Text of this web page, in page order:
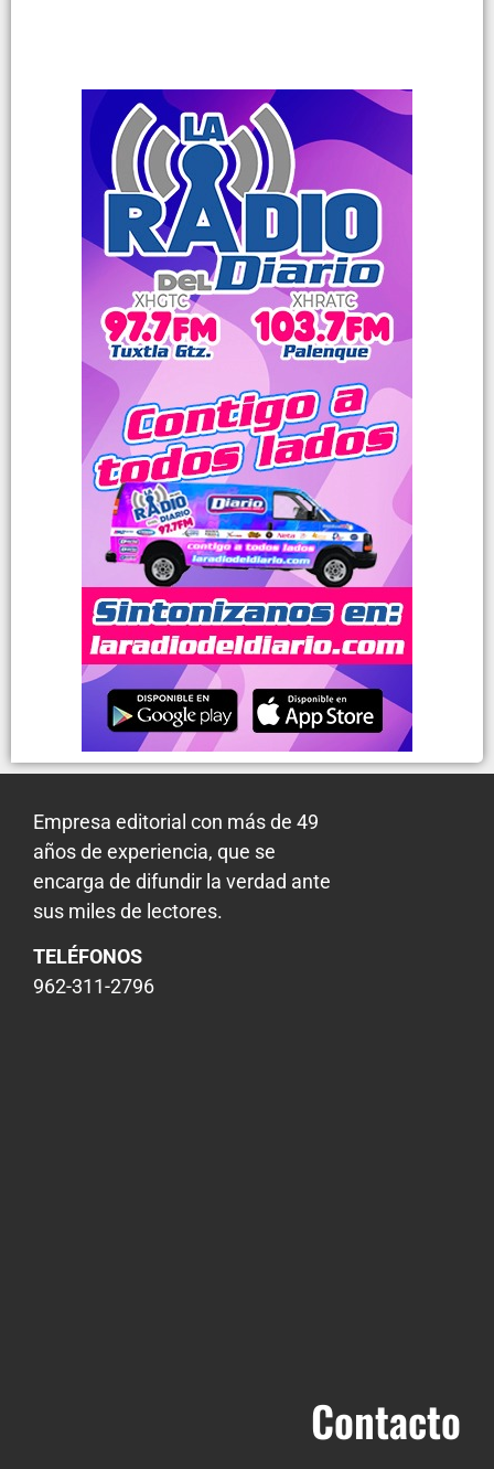
Empresa editorial con más de 49
años de experiencia, que se
encarga de difundir la verdad ante
sus miles de lectores.
TELÉFONOS
962-311-2796
Contacto